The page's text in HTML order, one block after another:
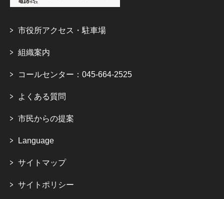
市役所アクセス・駐車場
組織案内
コールセンター：045-664-2525
よくある質問
市民からの提案
Language
サイトマップ
サイトポリシー